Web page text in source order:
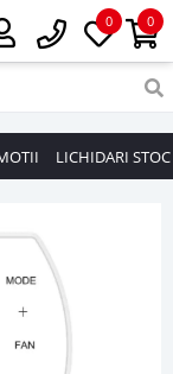
0
0
LICHIDARI STOC